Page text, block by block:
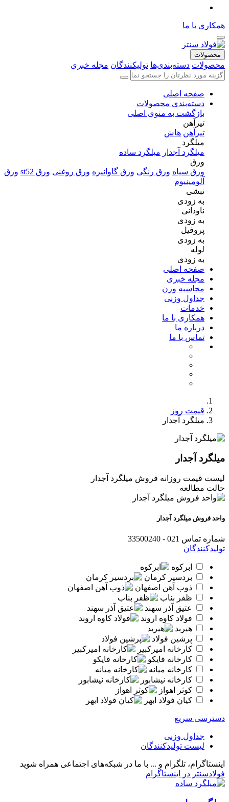
همکاری با ما
محصولات
محصولات دسته‌بندی‌ها تولیکنندگان مجله خبری
صفحه اصلی
دسته‌بندی محصولات
بازگشت به منوی اصلی
تیرآهن
تیرآهن هاش
میلگرد
میلگرد آجدار میلگرد ساده
ورق
ورق سیاه ورق رنگی ورق گاوانیزه ورق روغنی ورق st52
ورق
آلومینیوم
نبشی
به زودی
ناودانی
به زودی
پروفیل
به زودی
لوله
به زودی
صفحه اصلی
مجله خبری
محاسبه وزن
جداول وزنی
خدمات
همکاری با ما
درباره ما
تماس با ما
قیمت روز
میلگرد آجدار
میلگرد آجدار
لیست قیمت روزانه فروش میلگرد آجدار
حالت مطالعه
واحد فروش میلگرد آجدار
شماره‌ تماس 021 - 33500240
تولیدکنندگان
ابرکوه
بردسیر کرمان
ذوب آهن اصفهان
ظفر بناب
عتیق آذر سهند
فولاد کاوه اروند
هیربد
پرشین فولاد
کارخانه امیرکبیر
کارخانه فایکو
کارخانه میانه
کارخانه نیشابور
کوثر اهواز
کیان فولاد ابهر
دسترسی سریع
جداول وزنی
لیست تولیدکنندگان
اینستاگرام، تلگرام و ... با ما در شبکه‌های اجتماعی همراه شوید
فولادسنتر در اینستاگرام